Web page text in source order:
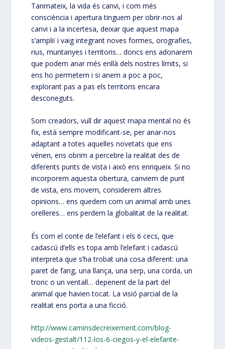
Tanmateix, la vida és canvi, i com més
consciència i apertura tinguem per obrir-nos al
canvi i a la incertesa, deixar que aquest mapa
s’ampliï i vaig integrant noves formes, orografies,
rius, muntanyes i territoris… doncs ens adonarem
que podem anar més enllà dels nostres límits, si
ens ho permetem i si anem a poc a poc,
explorant pas a pas els territoris encara
desconeguts.
Som creadors, vull dir aquest mapa mental no és
fix, està sempre modificant-se, per anar-nos
adaptant a totes aquelles novetats que ens
vénen, ens obrim a percebre la realitat des de
diferents punts de vista i això ens enriqueix. Si no
incorporem aquesta obertura, canviem de punt
de vista, ens movem, considerem altres
opinions… ens quedem com un animal amb unes
orelleres… ens perdem la globalitat de la realitat.
És com el conte de l’elefant i els 6 cecs, que
cadascú d’ells es topa amb l’elefant i cadascú
interpreta que s’ha trobat una cosa diferent: una
paret de fang, una llança, una serp, una corda, un
tronc o un ventall… depenent de la part del
animal que havien tocat. La visió parcial de la
realitat ens porta a una ficció.
http://www.caminsdecreixement.com/blog-
videos-gestalt/112-los-6-ciegos-y-el-elefante-